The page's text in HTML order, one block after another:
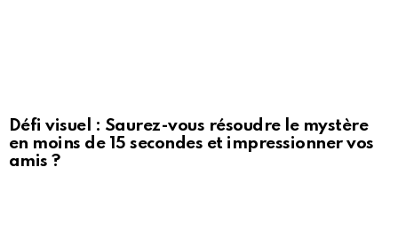
Défi visuel : Saurez-vous résoudre le mystère
en moins de 15 secondes et impressionner vos
amis ?